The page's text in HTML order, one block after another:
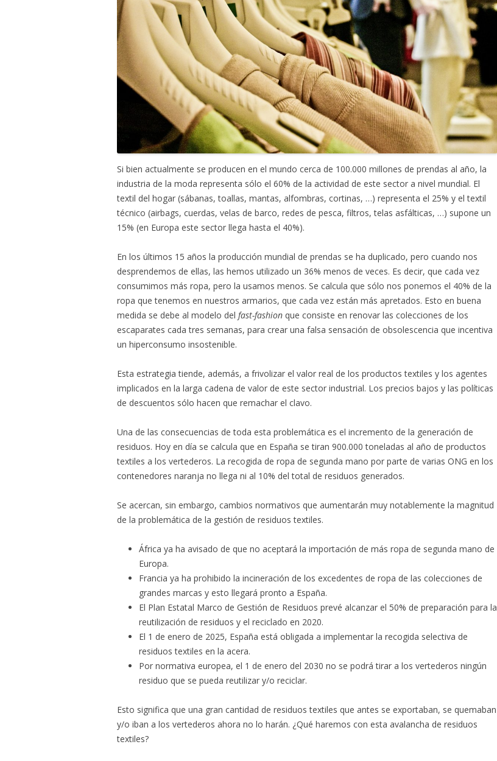
Si bien actualmente se producen en el mundo cerca de 100.000 millones de prendas al año, la
industria de la moda representa sólo el 60% de la actividad de este sector a nivel mundial. El
textil del hogar (sábanas, toallas, mantas, alfombras, cortinas, …) representa el 25% y el textil
técnico (airbags, cuerdas, velas de barco, redes de pesca, filtros, telas asfálticas, …) supone un
15% (en Europa este sector llega hasta el 40%).
En los últimos 15 años la producción mundial de prendas se ha duplicado, pero cuando nos
desprendemos de ellas, las hemos utilizado un 36% menos de veces. Es decir, que cada vez
consumimos más ropa, pero la usamos menos. Se calcula que sólo nos ponemos el 40% de la
ropa que tenemos en nuestros armarios, que cada vez están más apretados. Esto en buena
medida se debe al modelo del fast-fashion que consiste en renovar las colecciones de los
escaparates cada tres semanas, para crear una falsa sensación de obsolescencia que incentiva
un hiperconsumo insostenible.
Esta estrategia tiende, además, a frivolizar el valor real de los productos textiles y los agentes
implicados en la larga cadena de valor de este sector industrial. Los precios bajos y las políticas
de descuentos sólo hacen que remachar el clavo.
Una de las consecuencias de toda esta problemática es el incremento de la generación de
residuos. Hoy en día se calcula que en España se tiran 900.000 toneladas al año de productos
textiles a los vertederos. La recogida de ropa de segunda mano por parte de varias ONG en los
contenedores naranja no llega ni al 10% del total de residuos generados.
Se acercan, sin embargo, cambios normativos que aumentarán muy notablemente la magnitud
de la problemática de la gestión de residuos textiles.
África ya ha avisado de que no aceptará la importación de más ropa de segunda mano de
Europa.
Francia ya ha prohibido la incineración de los excedentes de ropa de las colecciones de
grandes marcas y esto llegará pronto a España.
El Plan Estatal Marco de Gestión de Residuos prevé alcanzar el 50% de preparación para la
reutilización de residuos y el reciclado en 2020.
El 1 de enero de 2025, España está obligada a implementar la recogida selectiva de
residuos textiles en la acera.
Por normativa europea, el 1 de enero del 2030 no se podrá tirar a los vertederos ningún
residuo que se pueda reutilizar y/o reciclar.
Esto significa que una gran cantidad de residuos textiles que antes se exportaban, se quemaban
y/o iban a los vertederos ahora no lo harán. ¿Qué haremos con esta avalancha de residuos
textiles?